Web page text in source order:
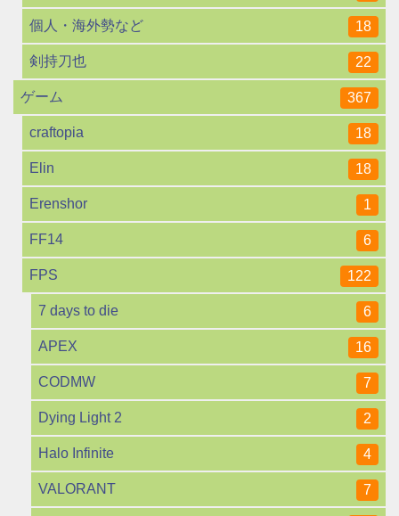
個人・海外勢など 18
剣持刀也 22
ゲーム 367
craftopia 18
Elin 18
Erenshor 1
FF14 6
FPS 122
7 days to die 6
APEX 16
CODMW 7
Dying Light 2 2
Halo Infinite 4
VALORANT 7